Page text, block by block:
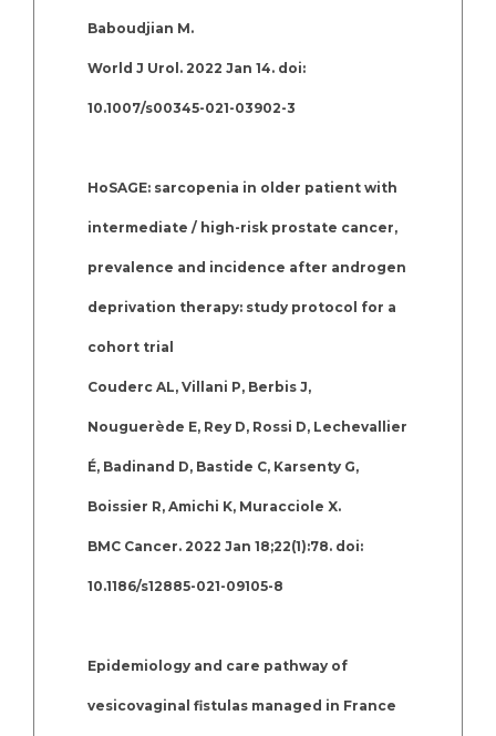
Baboudjian M.
World J Urol. 2022 Jan 14. doi:
10.1007/s00345-021-03902-3
HoSAGE: sarcopenia in older patient with
intermediate / high-risk prostate cancer,
prevalence and incidence after androgen
deprivation therapy: study protocol for a
cohort trial
Couderc AL, Villani P, Berbis J,
Nouguerède E, Rey D, Rossi D, Lechevallier
É, Badinand D, Bastide C, Karsenty G,
Boissier R, Amichi K, Muracciole X.
BMC Cancer. 2022 Jan 18;22(1):78. doi:
10.1186/s12885-021-09105-8
Epidemiology and care pathway of
vesicovaginal fistulas managed in France